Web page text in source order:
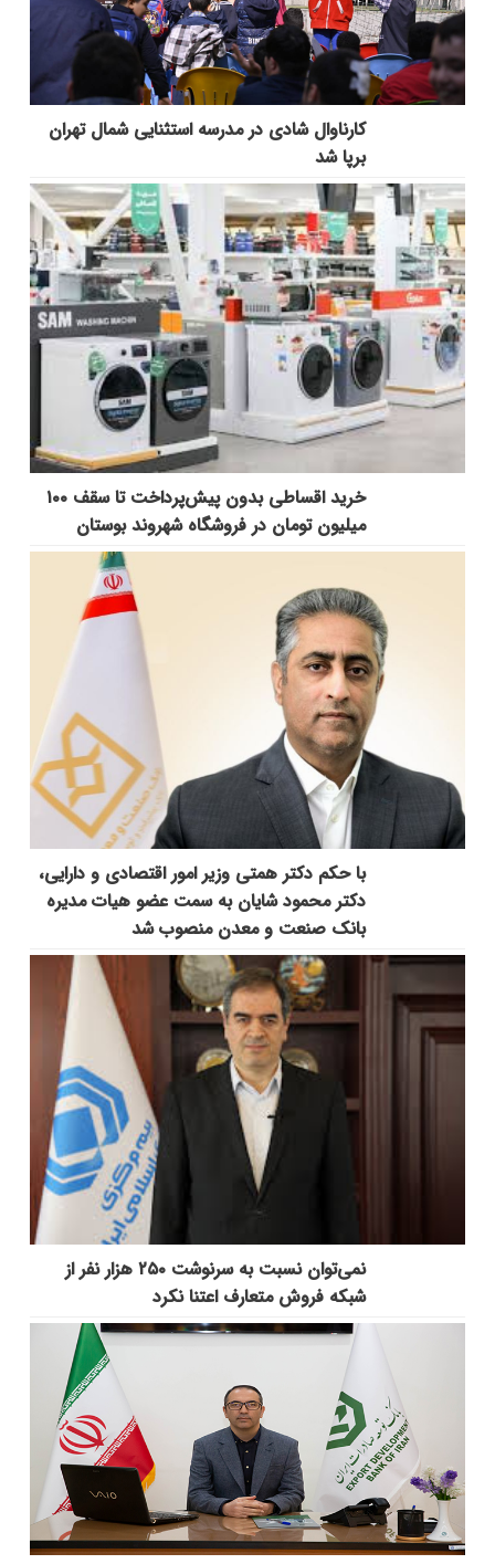
کارناوال شادی در مدرسه استثنایی شمال تهران
برپا شد
خرید اقساطی بدون پیش‌پرداخت تا سقف ۱۰۰
میلیون تومان در فروشگاه شهروند بوستان
با حکم دکتر همتی وزیر امور اقتصادی و دارایی،
دکتر محمود شایان به سمت عضو هیات مدیره
بانک صنعت و معدن منصوب شد
نمی‌توان نسبت به سرنوشت ۲۵۰ هزار نفر از
شبکه فروش متعارف اعتنا نکرد